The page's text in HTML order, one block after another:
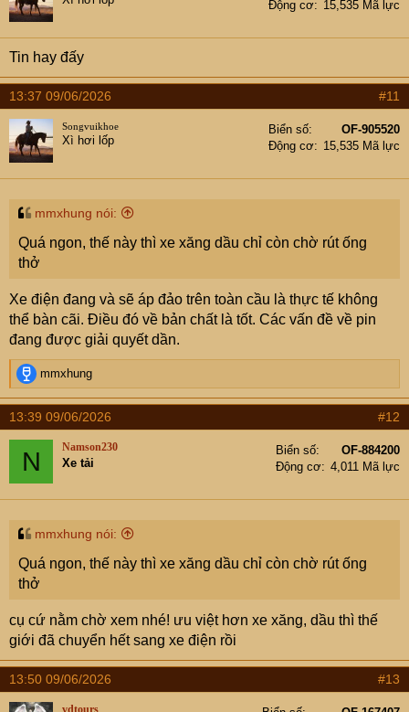
Động cơ
15,535 Mã lực
Tin hay đấy
13:37 09/06/2026 #11
Songvuikhoe
Xì hơi lốp
Biển số
OF-905520
Động cơ
15,535 Mã lực
mmxhung nói:
Quá ngon, thế này thì xe xăng dầu chỉ còn chờ rút ống
thở
Xe điện đang và sẽ áp đảo trên toàn cầu là thực tế không
thể bàn cãi. Điều đó về bản chất là tốt. Các vấn đề về pin
đang được giải quyết dần.
R
e
a
c
t
n
s
mmxhung
13:39 09/06/2026 #12
N Namson230
Xe tải
Biển số
OF-884200
Động cơ
4,011 Mã lực
mmxhung nói:
Quá ngon, thế này thì xe xăng dầu chỉ còn chờ rút ống
thở
cụ cứ nằm chờ xem nhé! ưu việt hơn xe xăng, dầu thì thế
giới đã chuyển hết sang xe điện rồi
13:50 09/06/2026 #13